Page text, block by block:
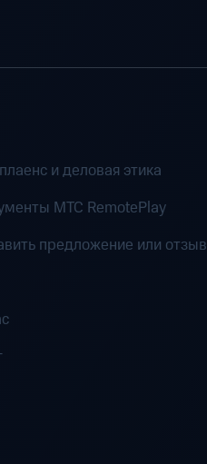
и деловая этика
MTC RemotePlay
предложение или отзыв